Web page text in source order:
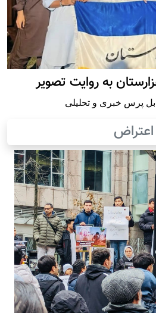
به روایت تصویر
پرس خبری و تحلیلی
اعتراض